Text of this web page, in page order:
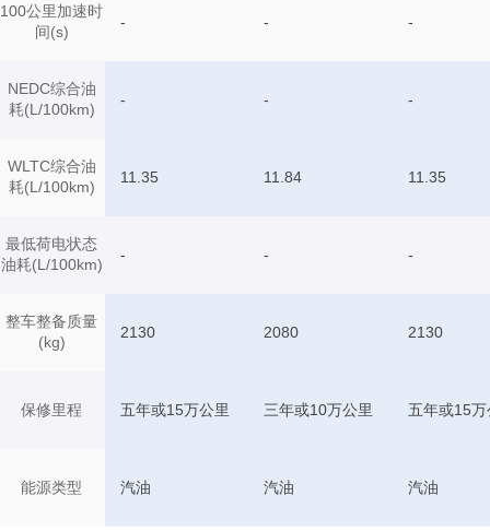
100公里加速时
间(s)
NEDC综合油
耗(L/100km)
WLTC综合油
耗(L/100km)
最低荷电状态
油耗(L/100km)
整车整备质量
(kg)
保修里程
能源类型
- - -
- - -
11.35 11.84 11.35
- - -
2130 2080 2130
五年或15万公里 三年或10万公里 五年或15万
汽油 汽油 汽油